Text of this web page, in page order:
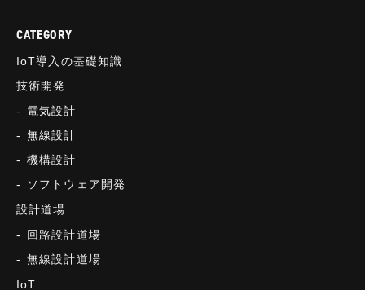
CATEGORY
IoT導入の基礎知識
技術開発
電気設計
無線設計
機構設計
ソフトウェア開発
設計道場
回路設計道場
無線設計道場
IoT